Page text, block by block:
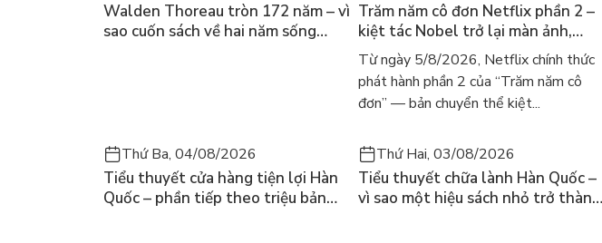
Walden Thoreau tròn 172 năm – vì
sao cuốn sách về hai năm sống
Trăm năm cô đơn Netflix phần 2 –
kiệt tác Nobel trở lại màn ảnh,
dòng người tìm đọc lại García
Márquez
Từ ngày 5/8/2026, Netflix chính thức
phát hành phần 2 của “Trăm năm cô
đơn” — bản chuyển thể kiệt...
Thứ Ba, 04/08/2026
Tiểu thuyết cửa hàng tiện lợi Hàn
Quốc – phần tiếp theo triệu bản
Thứ Hai, 03/08/2026
Tiểu thuyết chữa lành Hàn Quốc –
vì sao một hiệu sách nhỏ trở thành